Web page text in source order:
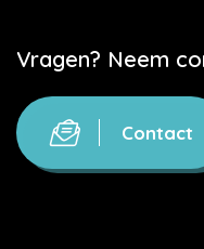
Vragen? Neem
Contact